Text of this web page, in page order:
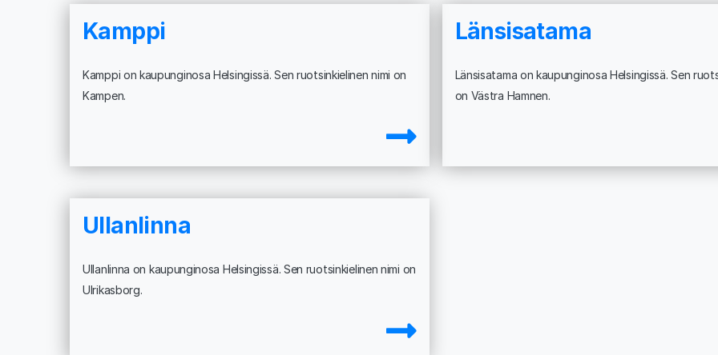
Kamppi
Kamppi on kaupunginosa Helsingissä. Sen ruotsinkielinen nimi on
Kampen.
Länsisatama
Länsisatama on kaupunginosa Helsingissä. Sen
on Västra Hamnen.
Ullanlinna
Ullanlinna on kaupunginosa Helsingissä. Sen ruotsinkielinen nimi on
Ulrikasborg.